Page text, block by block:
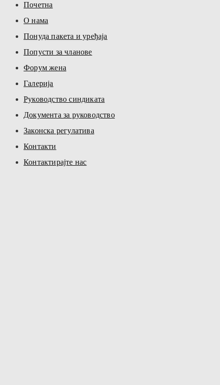
Почетна
О нама
Понуда пакета и уређаја
Попусти за чланове
Форум жена
Галерија
Руководство синдиката
Документа за руководство
Законска регулатива
Контакти
Контактирајте нас